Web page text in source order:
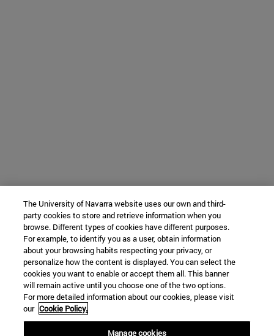
The University of Navarra website uses our own and third-
party cookies to store and retrieve information when you
browse. Different types of cookies have different purposes.
For example, to identify you as a user, obtain information
about your browsing habits respecting your privacy, or
personalize how the content is displayed. You can select the
cookies you want to enable or accept them all. This banner
will remain active until you choose one of the two options.
For more detailed information about our cookies, please visit
our Cookie Policy.
Manage cookies